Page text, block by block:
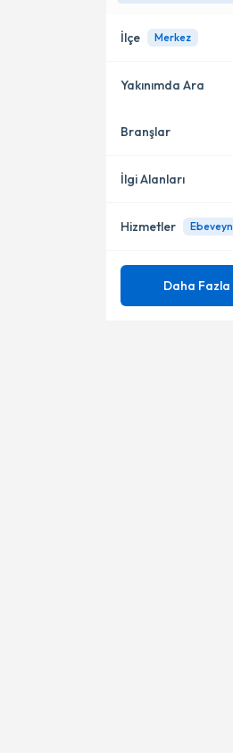
İlçe Merkez
Merkez
Yakınımda Ara
Konumuma yakın
Branşlar
Psikoloji
İlgi Alanları
Anne baba
Hizmetler
Mezuniyet
Daha